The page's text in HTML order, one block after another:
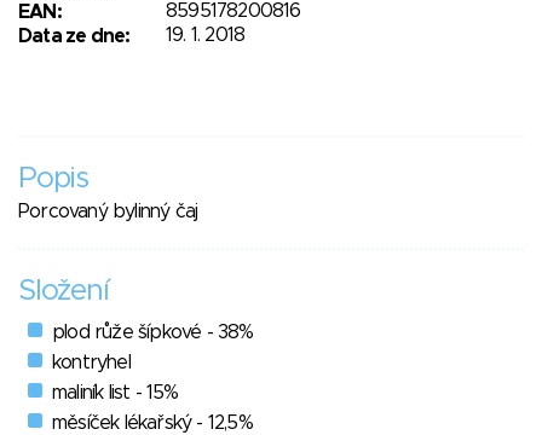
EAN:
8595178200816
Data ze dne:
19. 1. 2018
Popis
Porcovaný bylinný čaj
Složení
plod růže šípkové - 38%
kontryhel
maliník list - 15%
měsíček lékařský - 12,5%